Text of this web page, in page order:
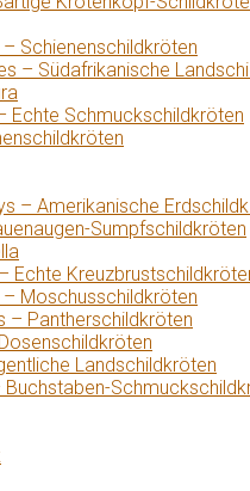
Schienenschildkröten
– Südafrikanische
Echte Schmuckschildkröten
– Amerikanische
Sumpfschildkröten
Echte
Moschusschildkröten
– Pantherschildkröten
Landschildkröten
Buchstaben-